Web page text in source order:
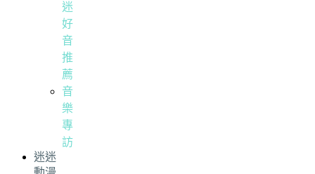
迷
好
音
推
薦
音
樂
專
訪
迷迷